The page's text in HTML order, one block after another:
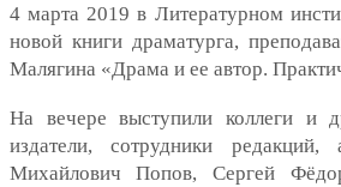
4 марта 2019 в Литературном
новой книги драматурга,
Малягина «Драма и ее автор.
На вечере выступили коллеги и
издатели, сотрудники
Михайлович Попов, Сергей